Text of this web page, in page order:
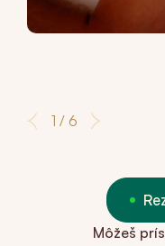
1 / 6
Môžeš